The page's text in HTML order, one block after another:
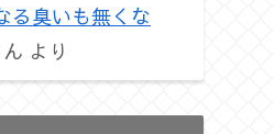
る臭いも無くな
より